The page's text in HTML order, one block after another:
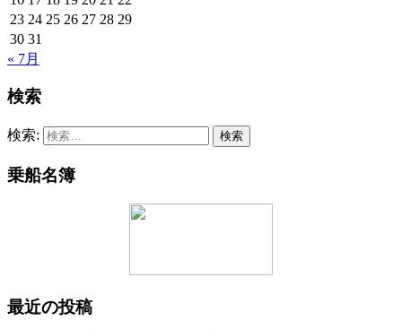
23 24 25 26 27 28 29
30 31
« 7月
検索
検索:
乗船名簿
最近の投稿